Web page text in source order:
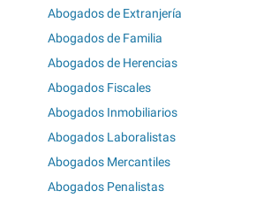
Abogados de Extranjería
Abogados de Familia
Abogados de Herencias
Abogados Fiscales
Abogados Inmobiliarios
Abogados Laboralistas
Abogados Mercantiles
Abogados Penalistas